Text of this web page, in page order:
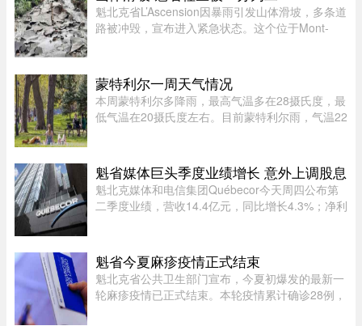
魁北克省L’Ascension因暴雨引发山体滑坡，多条道
路被冲毁，宣布进入紧急状态。这个位于Mont-
至周一下午，降雨量超过1 ...
蒙特利尔一周天气情况
本周蒙特利尔多降雨，最高气温多在28摄氏度，最
低气温在20摄氏度左右。目前蒙特利尔雨，气温22
尔空气质量优，紫外线指数 ...
魁省媒体巨头季度业绩增长 意外上调股息
魁北克媒体和电信集团Québecor今天周四公布第
二季度业绩，营收14.4亿元，同比增长4.3%；净利
4%至12.3亿元，过去一年新增2 ...
魁省今夏麻疹疫情正式结束
魁北克省公共卫生部门宣布，今夏初爆发的最新一
轮麻疹疫情已正式结束。本轮疫情累计确诊28例，